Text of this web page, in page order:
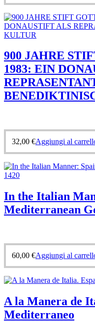
900 JAHRE
1983: EIN
32,00 €Aggiungi al
In the Italian
Mediterranean
60,00 €Aggiungi al
A la Manera de
Mediterraneo